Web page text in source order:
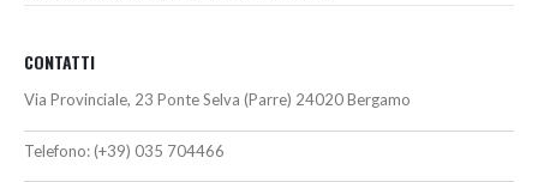
CONTATTI
Via Provinciale, 23 Ponte Selva (Parre) 24020 Bergamo
Telefono: (+39) 035 704466